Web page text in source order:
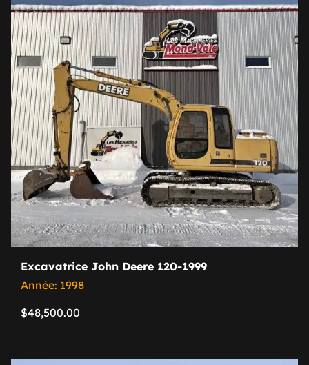
Excavatrice John Deere 120-1999
Année: 1998
$48,500.00